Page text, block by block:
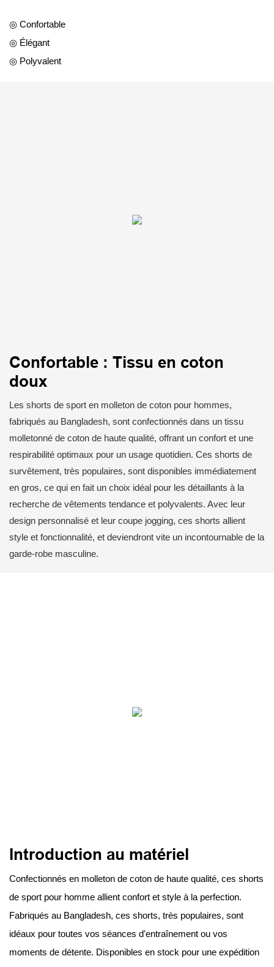
◎ Confortable
◎ Élégant
◎ Polyvalent
Confortable : Tissu en coton
doux
Les shorts de sport en molleton de coton pour hommes,
fabriqués au Bangladesh, sont confectionnés dans un tissu
molletonné de coton de haute qualité, offrant un confort et une
respirabilité optimaux pour un usage quotidien. Ces shorts de
survêtement, très populaires, sont disponibles immédiatement
en gros, ce qui en fait un choix idéal pour les détaillants à la
recherche de vêtements tendance et polyvalents. Avec leur
design personnalisé et leur coupe jogging, ces shorts allient
style et fonctionnalité, et deviendront vite un incontournable de la
garde-robe masculine.
Introduction au matériel
Confectionnés en molleton de coton de haute qualité, ces shorts
de sport pour homme allient confort et style à la perfection.
Fabriqués au Bangladesh, ces shorts, très populaires, sont
idéaux pour toutes vos séances d'entraînement ou vos
moments de détente. Disponibles en stock pour une expédition